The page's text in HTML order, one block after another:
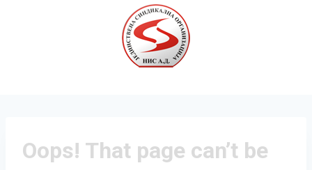
Oops! That page can’t be